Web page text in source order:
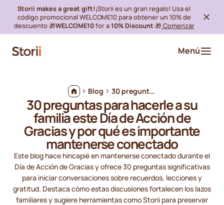
Storii makes a great gift!¡Storii es un gran regalo! Usa el
código promocional WELCOME10 para obtener un 10% de
descuento 🎁WELCOME10for a10% Discount 🎁 Comenzar
Menú
Blog 30 preguntas para hacerle a su familia este Día de Acción de Gracias y por qué es importante mantenerse conectado
30 preguntas para hacerle a su
familia este Día de Acción de
Gracias y por qué es importante
mantenerse conectado
Este blog hace hincapié en mantenerse conectado durante el
Día de Acción de Gracias y ofrece 30 preguntas significativas
para iniciar conversaciones sobre recuerdos, lecciones y
gratitud. Destaca cómo estas discusiones fortalecen los lazos
familiares y sugiere herramientas como Storii para preservar